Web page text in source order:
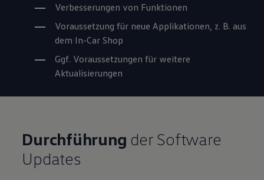
Verbesserungen von Funktionen
Voraussetzung für neue Applikationen, z. B. aus
dem In-Car Shop
Ggf. Voraussetzungen für weitere
Aktualisierungen
Durchführung der Software
Updates